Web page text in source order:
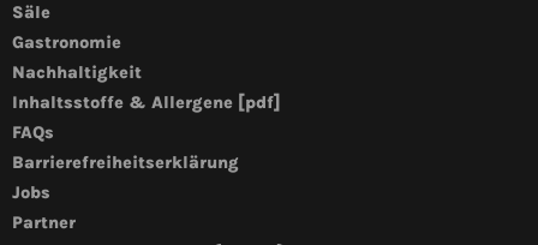
Säle
Gastronomie
Nachhaltigkeit
Inhaltsstoffe & Allergene [pdf]
FAQs
Barrierefreiheitserklärung
Jobs
Partner